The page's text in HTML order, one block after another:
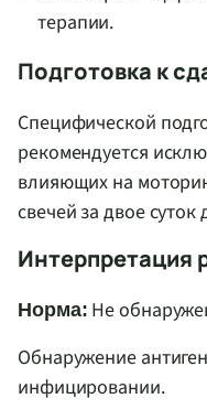
терапии.
Подготовка к
Специфической
рекомендуется
влияющих на
свечей за двое
Интерпретация
Норма: Не
Обнаружение
инфицировании.